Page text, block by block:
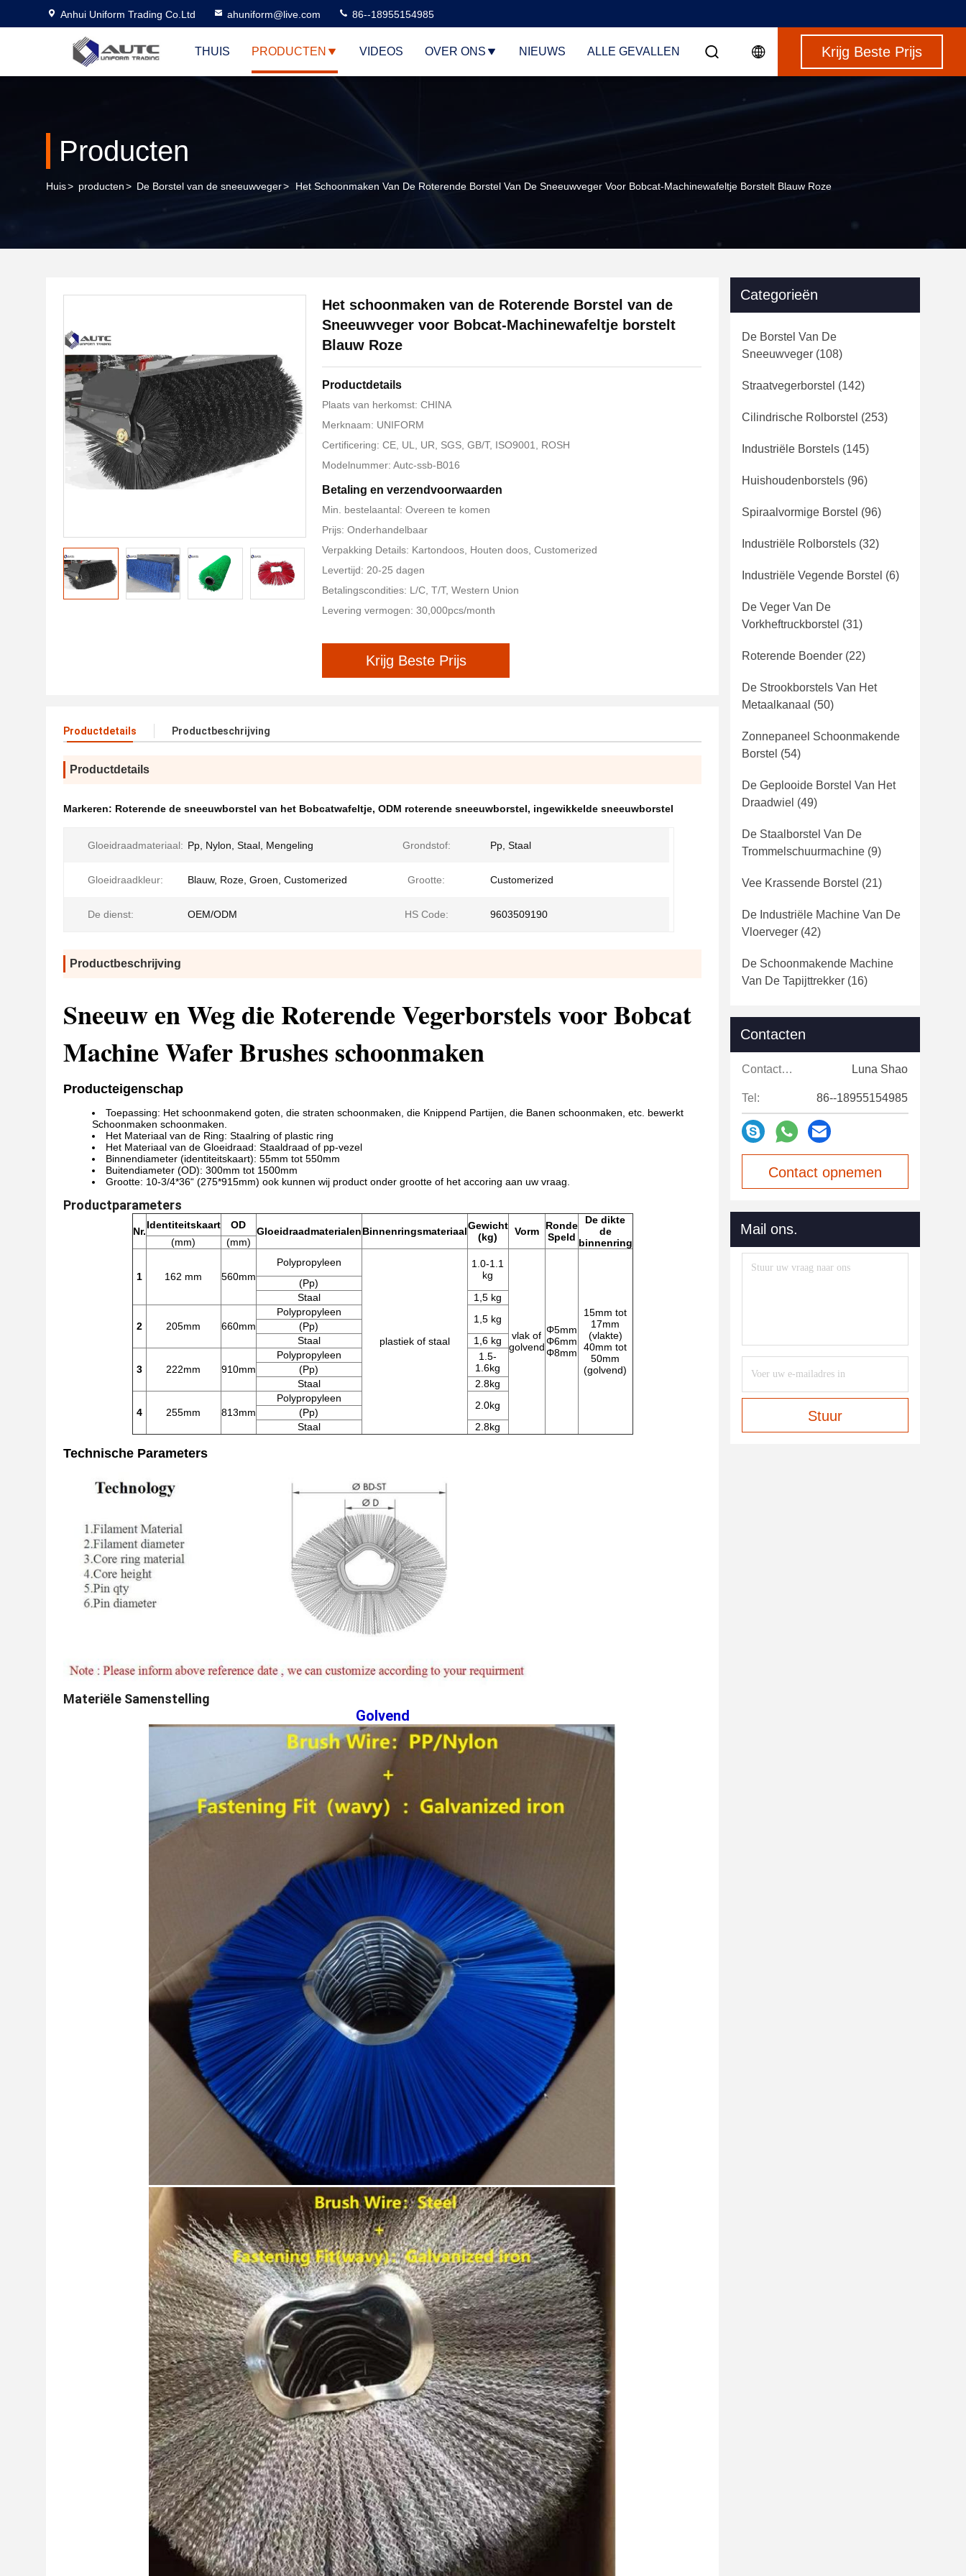
Anhui Uniform Trading Co.Ltd ahuniform@live.com 86--18955154985
THUIS PRODUCTEN VIDEOS OVER ONS NIEUWS ALLE GEVALLEN Krijg Beste Prijs
Producten
Huis> producten> De Borstel van de sneeuwveger> Het Schoonmaken Van De Roterende Borstel Van De Sneeuwveger Voor Bobcat-Machinewafeltje Borstelt Blauw Roze
Het schoonmaken van de Roterende Borstel van de
Sneeuwveger voor Bobcat-Machinewafeltje borstelt
Blauw Roze
Productdetails
Plaats van herkomst: CHINA
Merknaam: UNIFORM
Certificering: CE, UL, UR, SGS, GB/T, ISO9001, ROSH
Modelnummer: Autc-ssb-B016
Betaling en verzendvoorwaarden
Min. bestelaantal: Overeen te komen
Prijs: Onderhandelbaar
Verpakking Details: Kartondoos, Houten doos, Customerized
Levertijd: 20-25 dagen
Betalingscondities: L/C, T/T, Western Union
Levering vermogen: 30,000pcs/month
Krijg Beste Prijs
Productdetails Productbeschrijving
Productdetails
Markeren: Roterende de sneeuwborstel van het Bobcatwafeltje, ODM roterende sneeuwborstel, ingewikkelde sneeuwborstel
Gloeidraadmateriaal: Pp, Nylon, Staal, Mengeling Grondstof: Pp, Staal
Gloeidraadkleur: Blauw, Roze, Groen, Customerized Grootte: Customerized
De dienst: OEM/ODM HS Code: 9603509190
Productbeschrijving
Sneeuw en Weg die Roterende Vegerborstels voor Bobcat
Machine Wafer Brushes schoonmaken
Producteigenschap
Toepassing: Het schoonmakend goten, die straten schoonmaken, die Knippend Partijen, die Banen schoonmaken, etc. bewerkt
Schoonmaken schoonmaken.
Het Materiaal van de Ring: Staalring of plastic ring
Het Materiaal van de Gloeidraad: Staaldraad of pp-vezel
Binnendiameter (identiteitskaart): 55mm tot 550mm
Buitendiameter (OD): 300mm tot 1500mm
Grootte: 10-3/4*36“ (275*915mm) ook kunnen wij product onder grootte of het accoring aan uw vraag.
Productparameters
Nr.
Identiteitskaart OD
GloeidraadmaterialenBinnenringsmateriaalGewicht
(kg)
Vorm
Ronde
Speld
De dikte
de
binnenring
(mm) (mm)
1 162 mm 560mm
Polypropyleen
plastiek of staal
1.0-1.1
kg
vlak of
golvend
Φ5mm
Φ6mm
Φ8mm
15mm tot
17mm
(vlakte)
40mm tot
50mm
(golvend)
(Pp)
Staal
1,5 kg
2 205mm 660mm
Polypropyleen
1,5 kg
(Pp)
Staal
1,6 kg
3 222mm 910mm
Polypropyleen
1.5-
1.6kg
(Pp)
Staal
2.8kg
4 255mm 813mm
Polypropyleen
2.0kg
(Pp)
Staal
2.8kg
Technische Parameters
Materiële Samenstelling
Golvend
Categorieën
De Borstel Van De
Sneeuwveger (108)
Straatvegerborstel (142)
Cilindrische Rolborstel (253)
Industriële Borstels (145)
Huishoudenborstels (96)
Spiraalvormige Borstel (96)
Industriële Rolborstels (32)
Industriële Vegende Borstel (6)
De Veger Van De
Vorkheftruckborstel (31)
Roterende Boender (22)
De Strookborstels Van Het
Metaalkanaal (50)
Zonnepaneel Schoonmakende
Borstel (54)
De Geplooide Borstel Van Het
Draadwiel (49)
De Staalborstel Van De
Trommelschuurmachine (9)
Vee Krassende Borstel (21)
De Industriële Machine Van De
Vloerveger (42)
De Schoonmakende Machine
Van De Tapijttrekker (16)
Contacten
Contacten: Luna Shao
Tel: 86--18955154985
Contact opnemen
Mail ons.
Stuur